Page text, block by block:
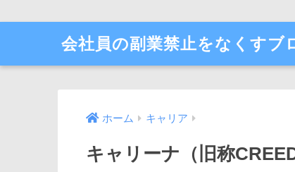
会社員の副業禁止をなくすブ
ホーム キャリア
キャリーナ（旧称